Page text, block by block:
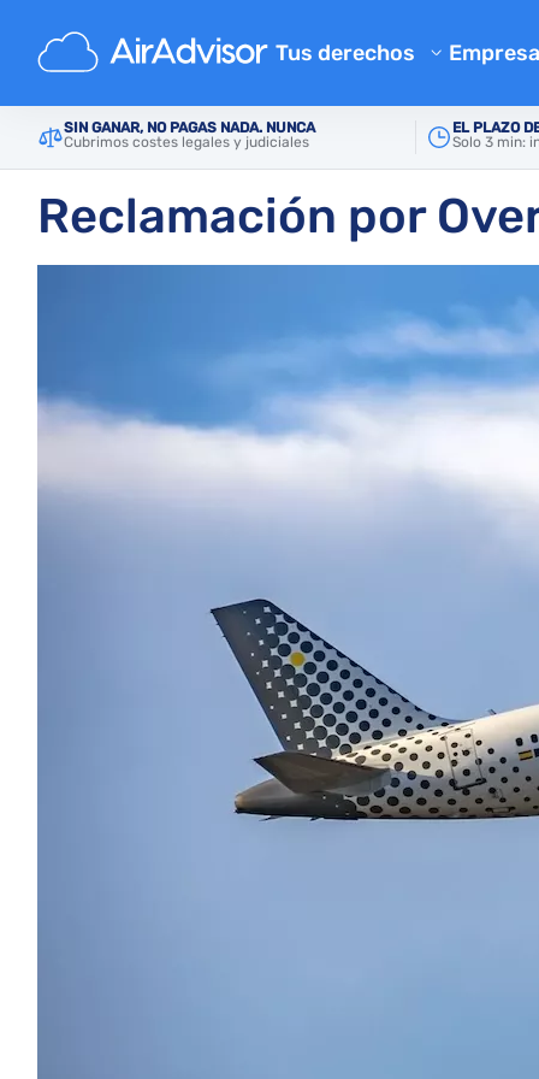
Tus derechos
Calculadora de
Compensación por vuelos
Compensación por vuelos
Reclamaciones por equipaje
Reclamaciones a aerolíneas
Quejas a aerolíneas
Cancelación de vuelo por
Empresa
Blog
SIN GANAR, NO PAGAS NADA. NUNCA
Cubrimos costes legales y judiciales
EL PLAZO
Solo 3 min:
Inicio Denegación de embarque Reclamación
Reclamación por